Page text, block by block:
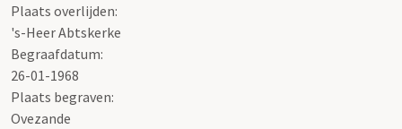
Plaats overlijden:
's-Heer Abtskerke
Begraafdatum:
26-01-1968
Plaats begraven:
Ovezande